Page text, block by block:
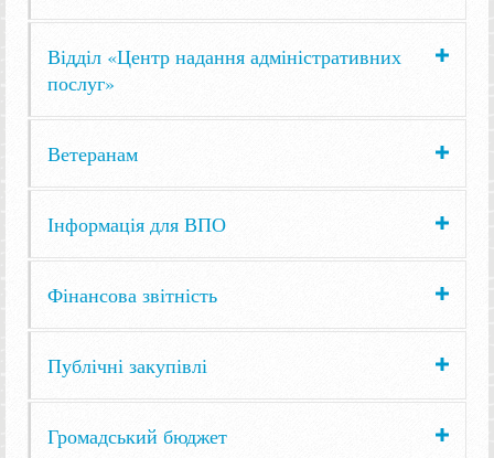
Відділ «Центр надання адміністративних
послуг»
Ветеранам
Інформація для ВПО
Фінансова звітність
Публічні закупівлі
Громадський бюджет